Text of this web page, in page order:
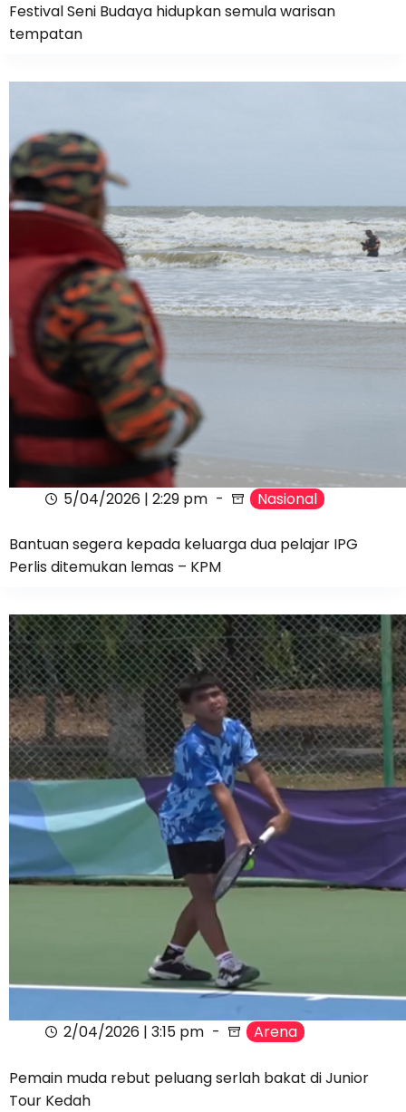
Festival Seni Budaya hidupkan semula warisan
tempatan
5/04/2026 | 2:29 pm Nasional
Bantuan segera kepada keluarga dua pelajar IPG
Perlis ditemukan lemas – KPM
2/04/2026 | 3:15 pm Arena
Pemain muda rebut peluang serlah bakat di Junior
Tour Kedah